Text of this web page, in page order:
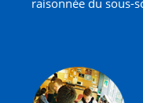
raisonnée du sous-